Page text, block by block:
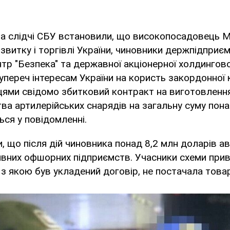
слідчі СБУ встановили, що високопосадовець
і торгівлі України, чиновники
"Безпека" та державної акціонерної
інтересам України на користь закордонної
свідомо збитковий контракт на
артилерійських снарядів на загальну суму
у повідомленні.
що після дій чиновника понад 8,2 млн доларів
офшорних підприємств. Учасники схеми
якою був укладений договір, не постачала